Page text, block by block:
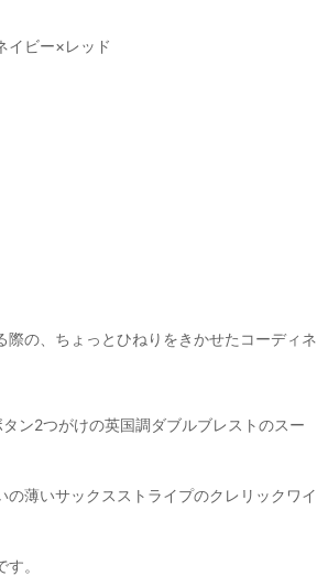
イビー×レッド
の、ちょっとひねりをきかせたコーディネ
ン2つがけの英国調ダブルブレストのスー
薄いサックスストライプのクレリックワイ
。